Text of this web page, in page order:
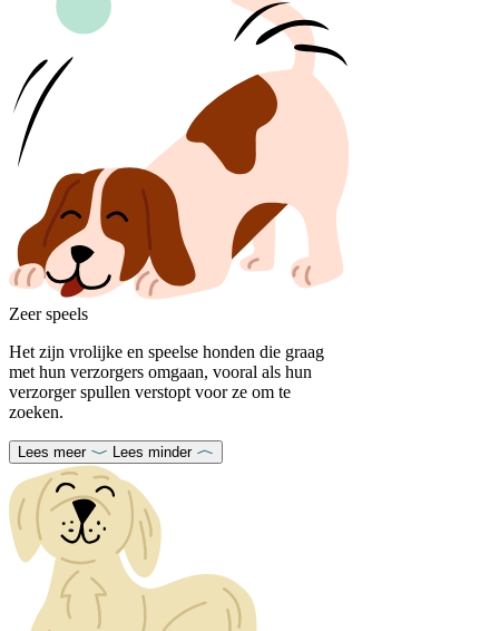
Zeer speels
Het zijn vrolijke en speelse honden die graag
met hun verzorgers omgaan, vooral als hun
verzorger spullen verstopt voor ze om te
zoeken.
Lees meer Lees minder